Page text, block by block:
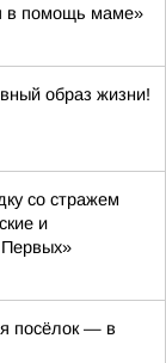
в помощь маме»
образ жизни!
со стражем
и
посёлок — в